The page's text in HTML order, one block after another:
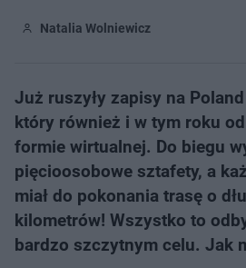
Natalia Wolniewicz
Już ruszyły zapisy na
który również i w tym roku
formie wirtualnej. Do biegu
pięcioosobowe sztafety, a
miał do pokonania trasę o
kilometrów! Wszystko to
bardzo szczytnym celu. Jak